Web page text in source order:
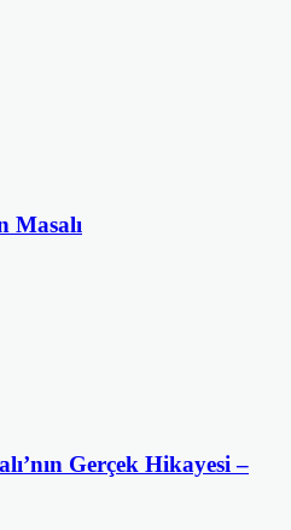
Masalı
Gerçek Hikayesi –